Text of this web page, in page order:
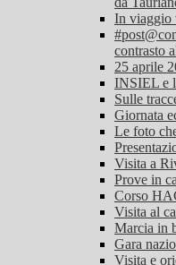
In viaggio
contrasto
25 aprile
INSIEL e
Sulle
Giornata
Le foto
Visita a
Prove in
Corso
Visita al
Marcia in
Gara
Visita e